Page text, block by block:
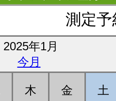
測定
2025年1月
今月
木 金 土